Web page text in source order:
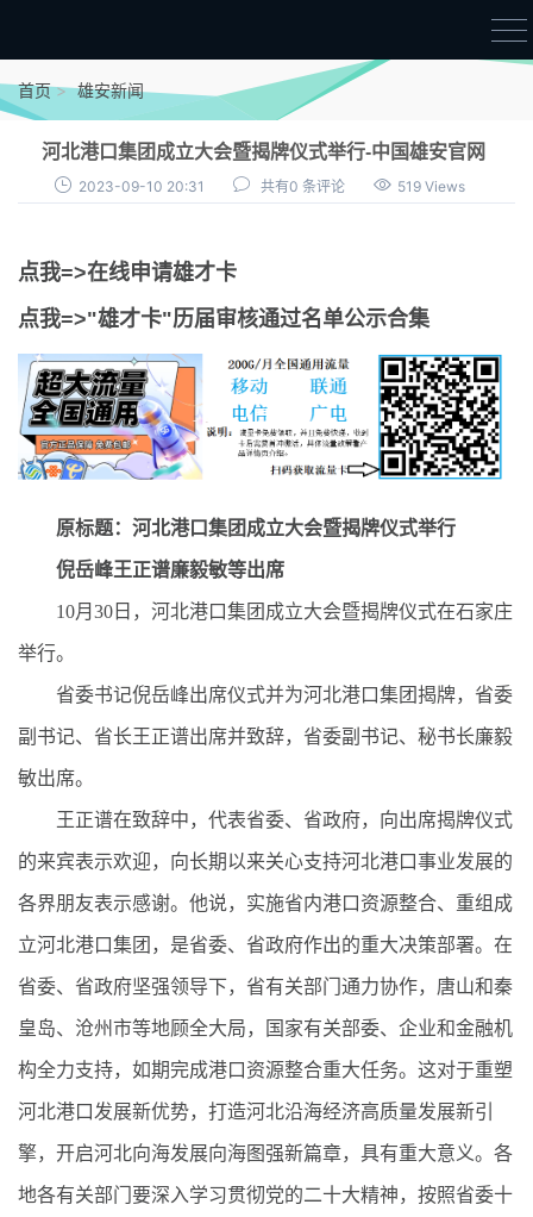
首页
点我申领雄才卡
雄才卡资讯
雄安新闻
首页 雄安新闻
河北港口集团成立大会暨揭牌仪式举行-中国雄安官网
2023-09-10 20:31 共有0 条评论 519 Views
点我=>在线申请雄才卡
点我=>"雄才卡"历届审核通过名单公示合集
原标题：河北港口集团成立大会暨揭牌仪式举行
倪岳峰王正谱廉毅敏等出席
10月30日，河北港口集团成立大会暨揭牌仪式在石家庄
举行。
省委书记倪岳峰出席仪式并为河北港口集团揭牌，省委
副书记、省长王正谱出席并致辞，省委副书记、秘书长廉毅
敏出席。
王正谱在致辞中，代表省委、省政府，向出席揭牌仪式
的来宾表示欢迎，向长期以来关心支持河北港口事业发展的
各界朋友表示感谢。他说，实施省内港口资源整合、重组成
立河北港口集团，是省委、省政府作出的重大决策部署。在
省委、省政府坚强领导下，省有关部门通力协作，唐山和秦
皇岛、沧州市等地顾全大局，国家有关部委、企业和金融机
构全力支持，如期完成港口资源整合重大任务。这对于重塑
河北港口发展新优势，打造河北沿海经济高质量发展新引
擎，开启河北向海发展向海图强新篇章，具有重大意义。各
地各有关部门要深入学习贯彻党的二十大精神，按照省委十